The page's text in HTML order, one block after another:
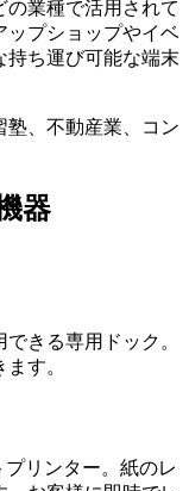
の業種で活用されて
ップショップやイベ
持ち運び可能な端末
塾、不動産業、コン
器
きる専用ドック。
す。
プリンター。紙のレ